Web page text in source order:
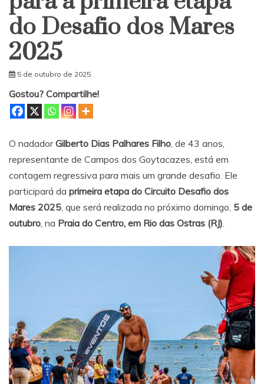
do Desafio dos Mares
2025
5 de outubro de 2025
Gostou? Compartilhe!
O nadadorGilberto Dias Palhares Filho, de 43 anos,
representante de Campos dos Goytacazes, está em
contagem regressiva para mais um grande desafio. Ele
participará da primeira etapa do Circuito Desafio dos
Mares 2025, que será realizada no próximo domingo, 5 de
outubro, na Praia do Centro, em Rio das Ostras (RJ).